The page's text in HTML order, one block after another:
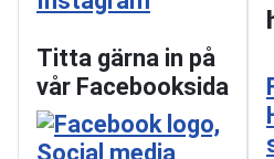
Titta gärna in på
vår Facebooksida